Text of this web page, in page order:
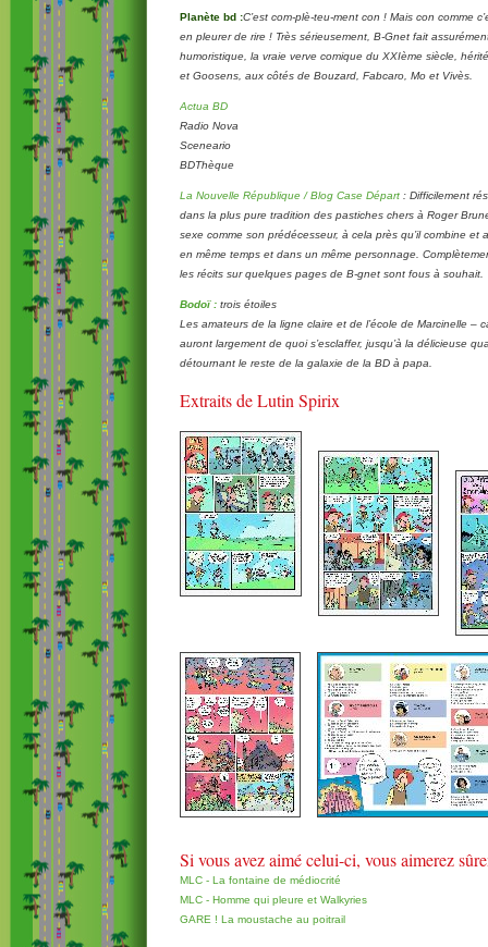
Planète bd :C’est com-plè-teu-ment con ! Mais con comme
en pleurer de rire ! Très sérieusement, B-Gnet fait
humoristique, la vraie verve comique du XXIème siècle,
et Goosens, aux côtés de Bouzard, Fabcaro, Mo et Vivès.
Actua BD
Radio Nova
Sceneario
BDThèque
La Nouvelle République / Blog Case Départ : Difficilement
dans la plus pure tradition des pastiches chers à Roger
sexe comme son prédécesseur, à cela près qu’il combine et
en même temps et dans un même personnage.
les récits sur quelques pages de B-gnet sont fous à souhait.
Bodoï : trois étoiles
Les amateurs de la ligne claire et de l’école de Marcinelle –
auront largement de quoi s’esclaffer, jusqu’à la délicieuse
détournant le reste de la galaxie de la BD à papa.
Extraits de Lutin Spirix
Si vous avez aimé celui-ci, vous aimerez
MLC - La fontaine de médiocrité
MLC - Homme qui pleure et Walkyries
GARE ! La moustache au poitrail